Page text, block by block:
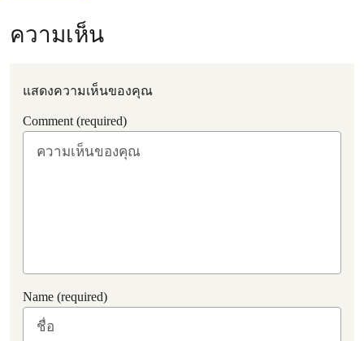
ความเห็น
แสดงความเห็นของคุณ
Comment (required)
Name (required)